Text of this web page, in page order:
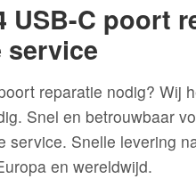
USB-C poort
service
reparatie nodig? Wij
Snel en betrouwbaar
service. Snelle levering
en wereldwijd.